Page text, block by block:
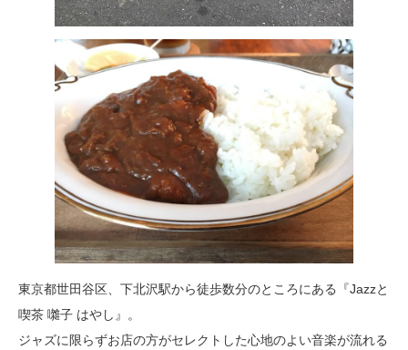
東京都世田谷区、下北沢駅から徒歩数分のところにある『Jazzと
喫茶 囃子 はやし』。
ジャズに限らずお店の方がセレクトした心地のよい音楽が流れる